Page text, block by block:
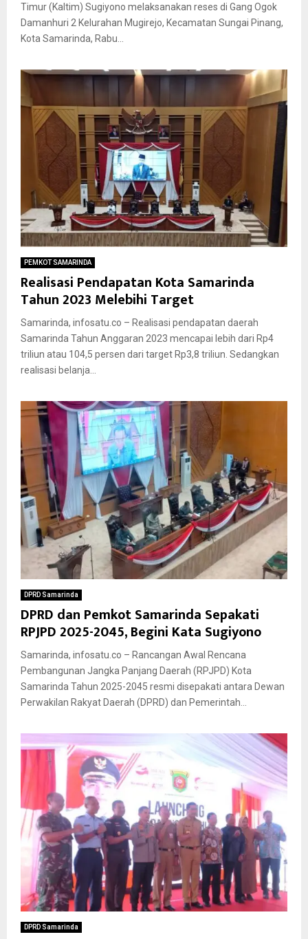
Timur (Kaltim) Sugiyono melaksanakan reses di Gang Ogok
Damanhuri 2 Kelurahan Mugirejo, Kecamatan Sungai Pinang,
Kota Samarinda, Rabu...
PEMKOT SAMARINDA
Realisasi Pendapatan Kota Samarinda
Tahun 2023 Melebihi Target
Samarinda, infosatu.co – Realisasi pendapatan daerah
Samarinda Tahun Anggaran 2023 mencapai lebih dari Rp4
triliun atau 104,5 persen dari target Rp3,8 triliun. Sedangkan
realisasi belanja...
DPRD Samarinda
DPRD dan Pemkot Samarinda Sepakati
RPJPD 2025-2045, Begini Kata Sugiyono
Samarinda, infosatu.co – Rancangan Awal Rencana
Pembangunan Jangka Panjang Daerah (RPJPD) Kota
Samarinda Tahun 2025-2045 resmi disepakati antara Dewan
Perwakilan Rakyat Daerah (DPRD) dan Pemerintah...
DPRD Samarinda